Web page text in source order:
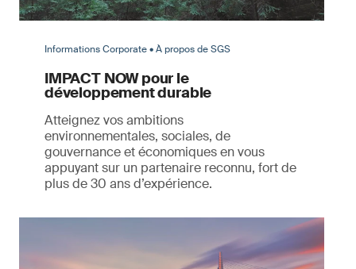
Informations Corporate • À propos de SGS
IMPACT NOW pour le
développement durable
Atteignez vos ambitions
environnementales, sociales, de
gouvernance et économiques en vous
appuyant sur un partenaire reconnu, fort de
plus de 30 ans d’expérience.